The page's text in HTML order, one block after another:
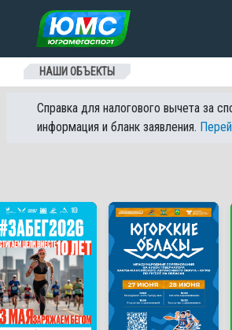
Перейти к содержанию
НАШИ ОБЪЕКТЫ
Справка для налогового вычета за
информация и бланк заявления.